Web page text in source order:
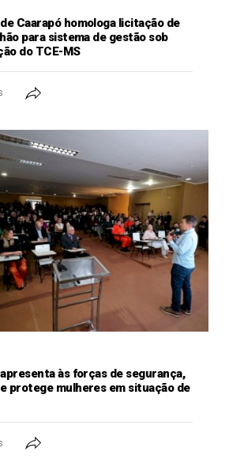
Caarapó homologa licitação de
para sistema de gestão sob
do TCE-MS
às forças de segurança,
protege mulheres em situação de